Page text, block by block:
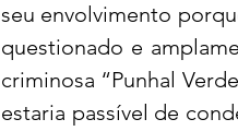
seu envolvimento
questionado e
criminosa “Punhal
estaria passível de